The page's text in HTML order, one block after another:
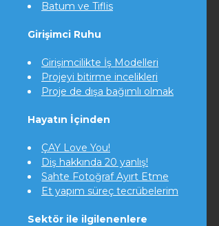
Batum ve Tiflis
Girişimci Ruhu
Girişimcilikte İş Modelleri
Projeyi bitirme incelikleri
Proje de dışa bağımlı olmak
Hayatın İçinden
ÇAY Love You!
Diş hakkında 20 yanlış!
Sahte Fotoğraf Ayırt Etme
Et yapım süreç tecrübelerim
Sektör ile ilgilenenlere